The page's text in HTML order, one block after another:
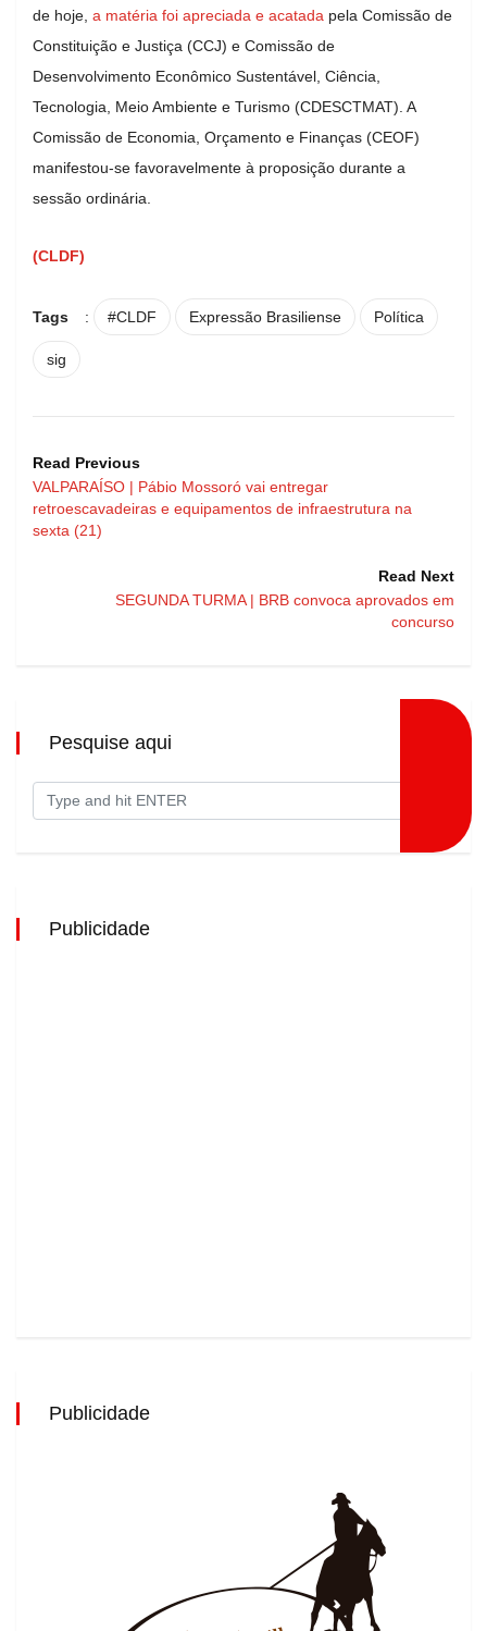
de hoje, a matéria foi apreciada e acatada pela Comissão de
Constituição e Justiça (CCJ) e Comissão de
Desenvolvimento Econômico Sustentável, Ciência,
Tecnologia, Meio Ambiente e Turismo (CDESCTMAT). A
Comissão de Economia, Orçamento e Finanças (CEOF)
manifestou-se favoravelmente à proposição durante a
sessão ordinária.
(CLDF)
Tags : #CLDF Expressão Brasiliense Política
sig
Read Previous
VALPARAÍSO | Pábio Mossoró vai entregar
retroescavadeiras e equipamentos de infraestrutura na
sexta (21)
Read Next
SEGUNDA TURMA | BRB convoca aprovados em
concurso
Pesquise aqui
Publicidade
Publicidade